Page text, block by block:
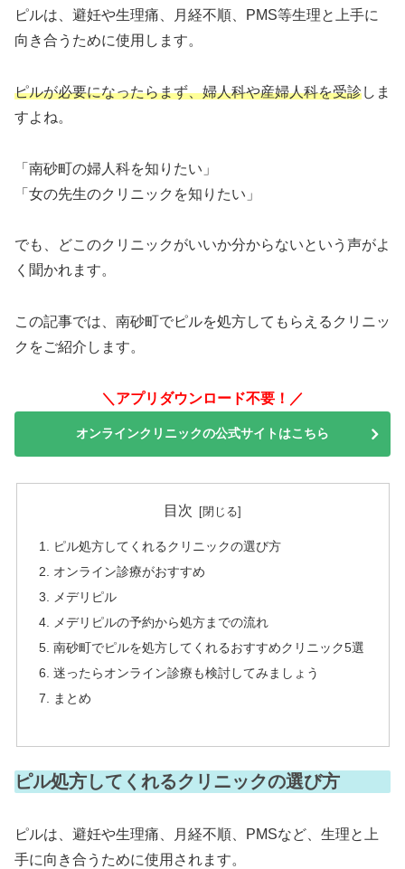
ピルは、避妊や生理痛、月経不順、PMS等生理と上手に
向き合うために使用します。
ピルが必要になったらまず、婦人科や産婦人科を受診しま
すよね。
「南砂町の婦人科を知りたい」
「女の先生のクリニックを知りたい」
でも、どこのクリニックがいいか分からないという声がよ
く聞かれます。
この記事では、南砂町でピルを処方してもらえるクリニッ
クをご紹介します。
＼アプリダウンロード不要！／
オンラインクリニックの公式サイトはこちら
目次
ピル処方してくれるクリニックの選び方
オンライン診療がおすすめ
メデリピル
メデリピルの予約から処方までの流れ
南砂町でピルを処方してくれるおすすめクリニック5選
迷ったらオンライン診療も検討してみましょう
まとめ
ピル処方してくれるクリニックの選び方
ピルは、避妊や生理痛、月経不順、PMSなど、生理と上
手に向き合うために使用されます。